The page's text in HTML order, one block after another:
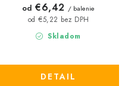
Skladom
od €5,22 bez DPH
od €6,42 / balenie
DETAIL